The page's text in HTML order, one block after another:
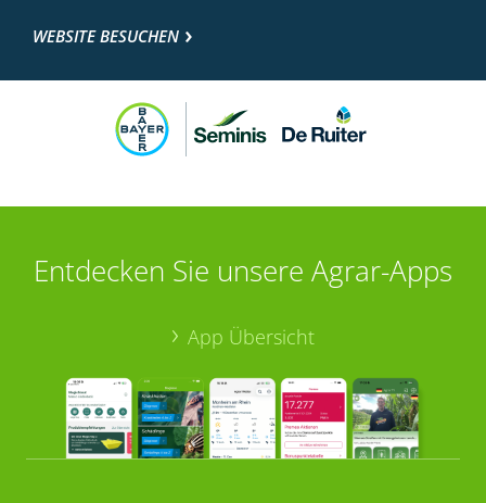
WEBSITE BESUCHEN
Entdecken Sie unsere Agrar-Apps
App Übersicht